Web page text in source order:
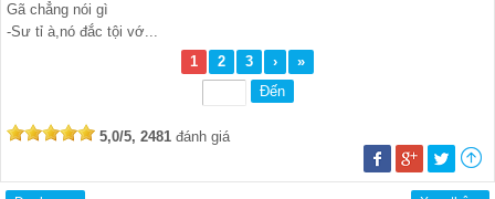
Gã chẳng nói gì
-Sư tỉ à,nó đắc tội vớ...
1
2 3 › »
5,0/5, 2481 đánh giá